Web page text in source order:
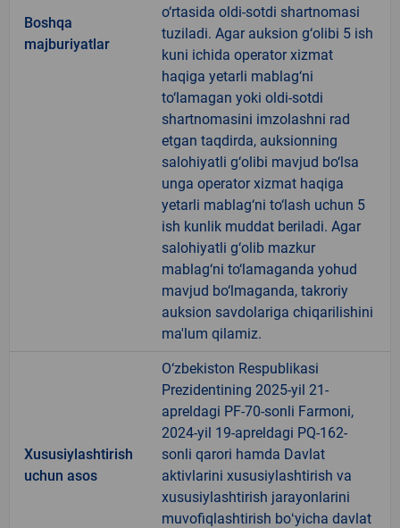
Boshqa
majburiyatlar
o‘rtasida oldi-sotdi shartnomasi
tuziladi. Agar auksion g‘olibi 5 ish
kuni ichida operator xizmat
haqiga yetarli mablag‘ni
to‘lamagan yoki oldi-sotdi
shartnomasini imzolashni rad
etgan taqdirda, auksionning
salohiyatli g‘olibi mavjud bo‘lsa
unga operator xizmat haqiga
yetarli mablag‘ni to‘lash uchun 5
ish kunlik muddat beriladi. Agar
salohiyatli g‘olib mazkur
mablag‘ni to‘lamaganda yohud
mavjud bo‘lmaganda, takroriy
auksion savdolariga chiqarilishini
ma'lum qilamiz.
Xususiylashtirish
uchun asos
O‘zbekiston Respublikasi
Prezidentining 2025-yil 21-
apreldagi PF-70-sonli Farmoni,
2024-yil 19-apreldagi PQ-162-
sonli qarori hamda Davlat
aktivlarini xususiylashtirish va
xususiylashtirish jarayonlarini
muvofiqlashtirish boʻyicha davlat